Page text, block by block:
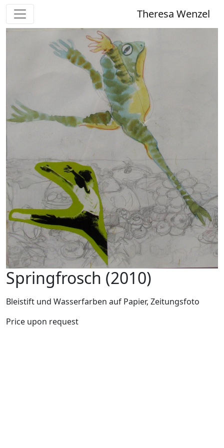
Theresa Wenzel
Springfrosch (2010)
Bleistift und Wasserfarben auf Papier, Zeitungsfoto
Price upon request